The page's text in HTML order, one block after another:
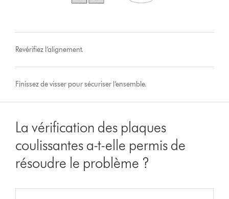
Revérifiez l’alignement.
Finissez de visser pour sécuriser l’ensemble.
La vérification des plaques
coulissantes a-t-elle permis de
résoudre le problème ?